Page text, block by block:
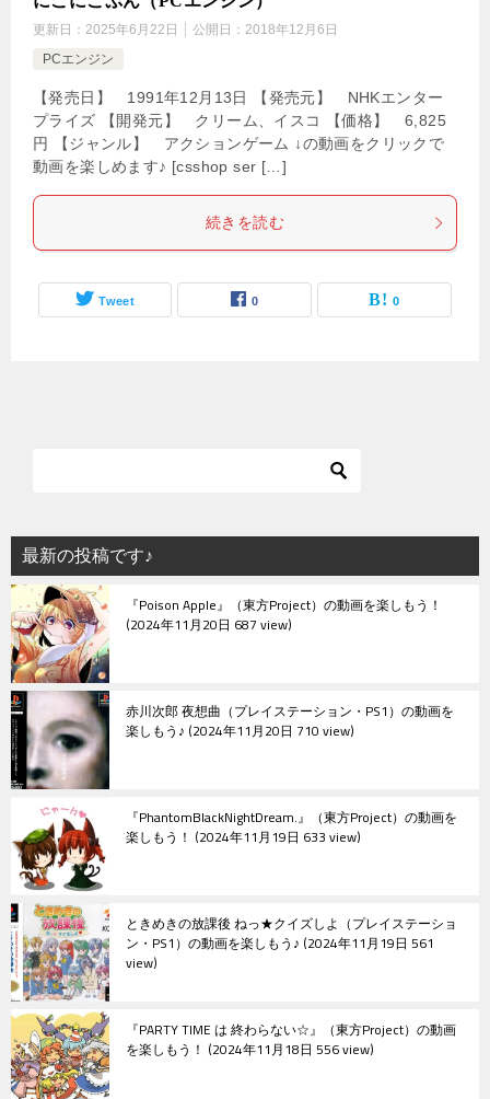
更新日： 2025年6月22日 公開日： 2018年12月6日
PCエンジン
【発売日】 1991年12月13日 【発売元】 NHKエンター
プライズ 【開発元】 クリーム、イスコ 【価格】 6,825
円 【ジャンル】 アクションゲーム ↓の動画をクリックで
動画を楽しめます♪ [csshop ser […]
続きを読む
Tweet 0 0
最新の投稿です♪
『Poison Apple』（東方Project）の動画を楽しもう！
2024年11月20日 687 view
赤川次郎 夜想曲（プレイステーション・PS1）の動画を
楽しもう♪ 2024年11月20日 710 view
『PhantomBlackNightDream.』（東方Project）の動画を
楽しもう！ 2024年11月19日 633 view
ときめきの放課後 ねっ★クイズしよ（プレイステーショ
ン・PS1）の動画を楽しもう♪ 2024年11月19日 561
view
『PARTY TIME は 終わらない☆』（東方Project）の動画
を楽しもう！ 2024年11月18日 556 view